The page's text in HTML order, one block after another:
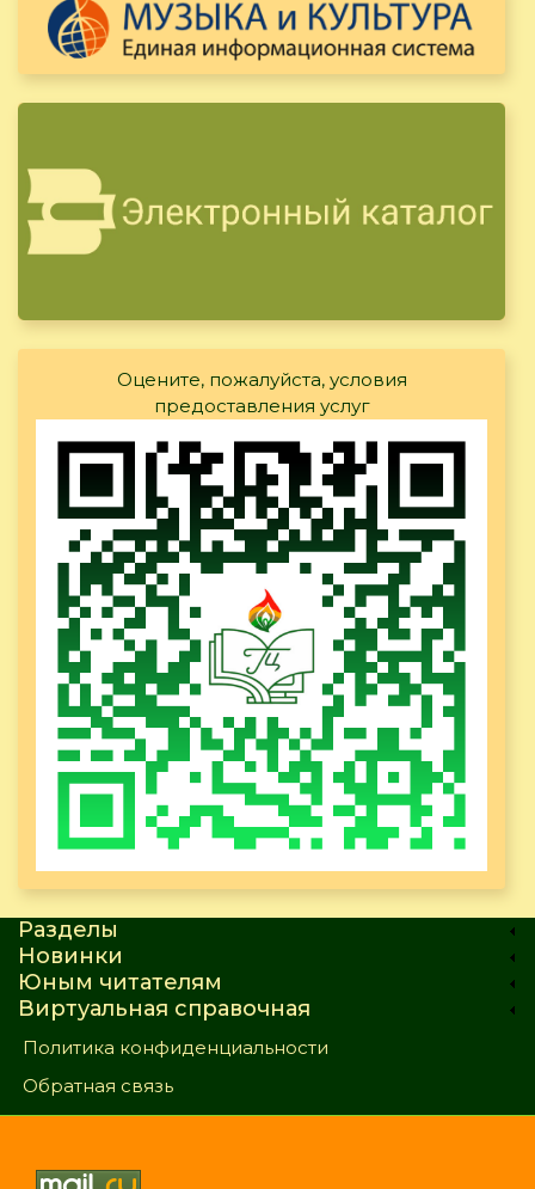
Оцените, пожалуйста, условия
предоставления услуг
Разделы
Новинки
Юным читателям
Виртуальная справочная
Политика конфиденциальности
Обратная связь